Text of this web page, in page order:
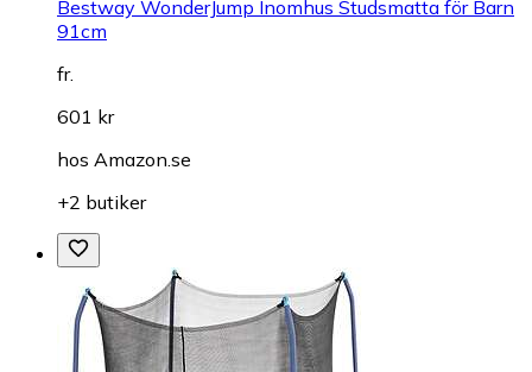
Bestway WonderJump Inomhus Studsmatta för Barn
91cm
fr.
601 kr
hos Amazon.se
+2 butiker